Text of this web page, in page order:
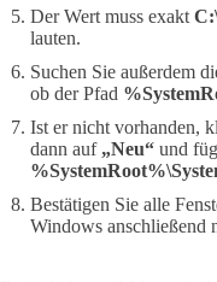
Der Wert muss exakt
lauten.
Suchen Sie außerdem
ob der Pfad
Ist er nicht vorhanden,
dann auf „Neu“ und
Bestätigen Sie alle
Windows anschließend